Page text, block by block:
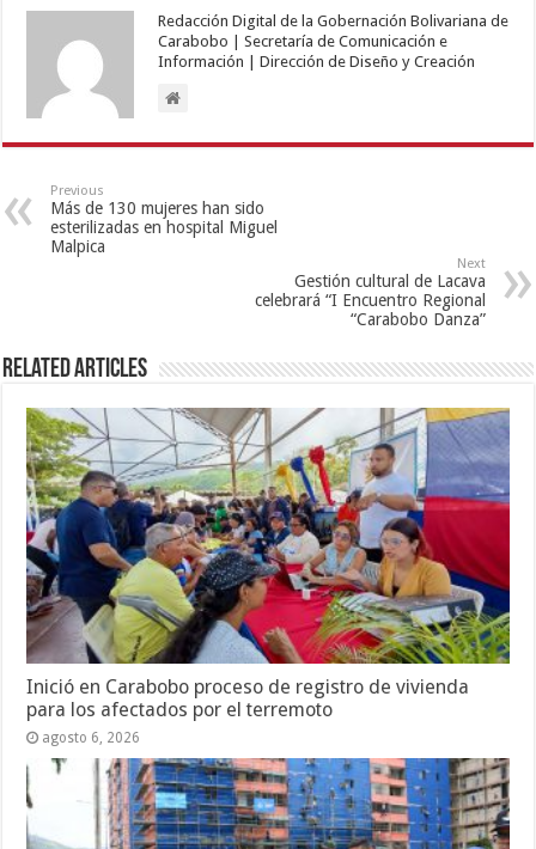
Redacción Digital de la Gobernación Bolivariana de
Carabobo | Secretaría de Comunicación e
Información | Dirección de Diseño y Creación
Previous
Más de 130 mujeres han sido
esterilizadas en hospital Miguel
Malpica
Next
Gestión cultural de Lacava
celebrará “I Encuentro Regional
“Carabobo Danza”
Related Articles
Inició en Carabobo proceso de registro de vivienda
para los afectados por el terremoto
agosto 6, 2026